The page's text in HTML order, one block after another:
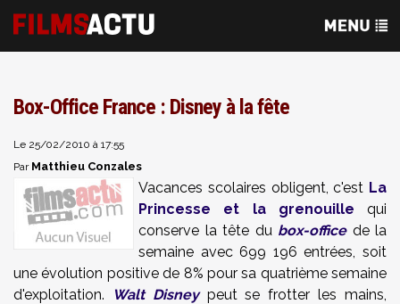
Box-Office France : Disney à la fête
Le 25/02/2010 à 17:55
Par Matthieu Conzales
Vacances scolaires obligent, c'est La
Princesse et la grenouille qui
conserve la tête du box-officede la
semaine avec 699 196 entrées, soit
une évolution positive de 8% pour sa quatrième semaine
d'exploitation.
Walt Disneypeut se frotter les mains,